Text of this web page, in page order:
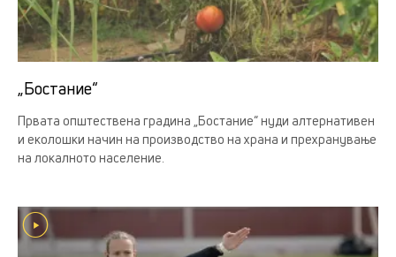
„Бостание“
Првата општествена градина „Бостание“ нуди алтернативен
и еколошки начин на производство на храна и прехранување
на локалното население.